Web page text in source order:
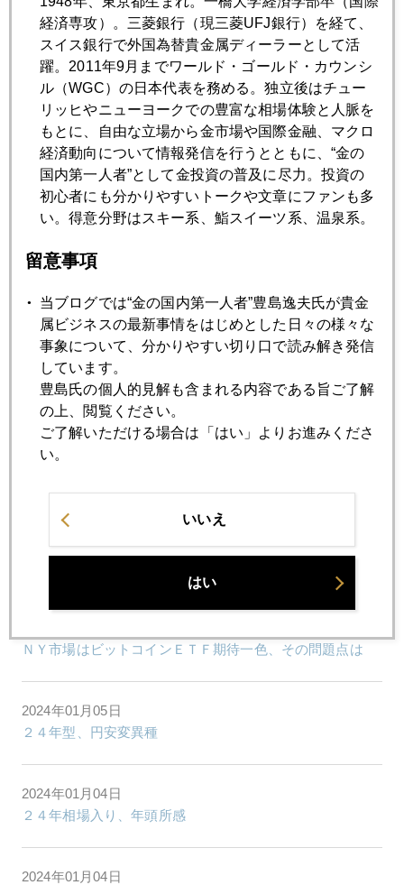
2024年01月24日
変わりゆく日本人の相場観
2024年01月19日
金、２０００ドル台から反発
2024年01月18日
国際金価格、２０００ドル台を割り込むか
2024年01月17日
国際金価格スポット２０５０ドルから２０２０ドル台に急
2024年01月15日
金価格２０５０ドル突破
2024年01月12日
2024年01月11日
ＮＹ市場はビットコインＥＴＦ期待一色、その問題点は
2024年01月05日
２４年型、円安変異種
2024年01月04日
２４年相場入り、年頭所感
2024年01月04日
経済専攻）。三菱銀行（現三菱UFJ銀行）を経て、
スイス銀行で外国為替貴金属ディーラーとして活
躍。2011年9月までワールド・ゴールド・カウンシ
ル（WGC）の日本代表を務める。独立後はチュー
リッヒやニューヨークでの豊富な相場体験と人脈を
もとに、自由な立場から金市場や国際金融、マクロ
経済動向について情報発信を行うとともに、“金の
国内第一人者”として金投資の普及に尽力。投資の
初心者にも分かりやすいトークや文章にファンも多
い。得意分野はスキー系、鮨スイーツ系、温泉系。
留意事項
当ブログでは“金の国内第一人者”豊島逸夫氏が貴金
属ビジネスの最新事情をはじめとした日々の様々な
事象について、分かりやすい切り口で読み解き発信
しています。
豊島氏の個人的見解も含まれる内容である旨ご了解
の上、閲覧ください。
ご了解いただける場合は「はい」よりお進みくださ
い。
いいえ
はい